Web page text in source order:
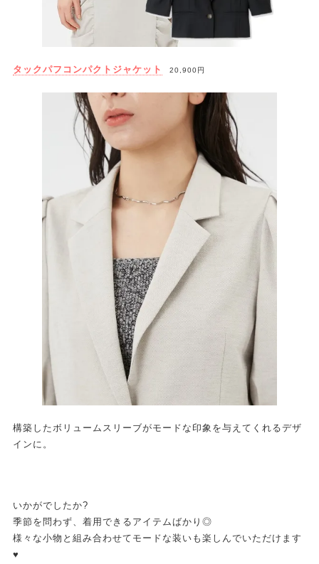
タックパフコンパクトジャケット 20,900円
構築したボリュームスリーブがモードな印象を与えてくれるデザ
インに。
いかがでしたか?
季節を問わず、着用できるアイテムばかり◎
様々な小物と組み合わせてモードな装いも楽しんでいただけます
♥